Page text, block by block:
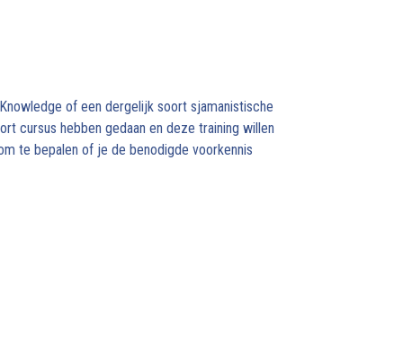
of een dergelijk soort sjamanistische
cursus hebben gedaan en deze training willen
te bepalen of je de benodigde voorkennis